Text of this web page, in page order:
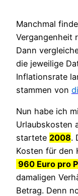
Manchmal
Vergangenheit
Dann
die jeweilige
Inflationsrate
stammen von
Nun habe ich
Urlaubskosten
startete 2008.
Kosten für den
960 Euro pro
damaligen
Betrag. Denn